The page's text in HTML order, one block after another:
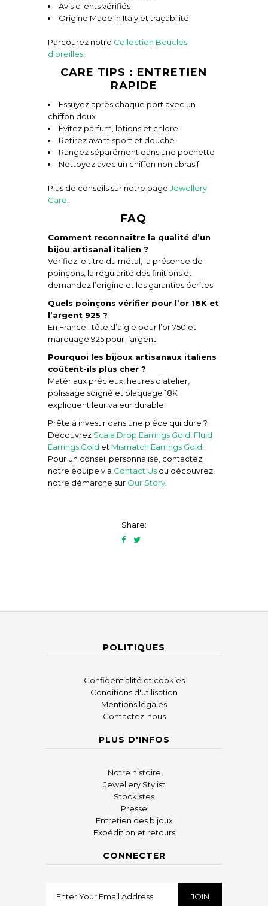
Avis clients vérifiés
Origine Made in Italy et traçabilité
Parcourez notre Collection Boucles
d’oreilles
CARE TIPS : ENTRETIEN
RAPIDE
Essuyez après chaque port avec un
chiffon doux
Évitez parfum, lotions et chlore
Retirez avant sport et douche
Rangez séparément dans une pochette
Nettoyez avec un chiffon non abrasif
Plus de conseils sur notre pageJewellery
Care
FAQ
Comment reconnaître la qualité d’un
bijou artisanal italien ?
Vérifiez le titre du métal, la présence de
poinçons, la régularité des finitions et
demandez l’origine et les garanties écrites.
Quels poinçons vérifier pour l’or 18K et
l’argent 925 ?
En France : tête d’aigle pour l’or 750 et
marquage 925 pour l’argent.
Pourquoi les bijoux artisanaux italiens
coûtent-ils plus cher ?
Matériaux précieux, heures d’atelier,
polissage soigné et plaquage 18K
expliquent leur valeur durable.
Prête à investir dans une pièce qui dure ?
Découvrez Scala Drop Earrings Gold Fluid
Earrings Gold et Mismatch Earrings Gold
Pour un conseil personnalisé, contactez
notre équipe via Contact Us ou découvrez
notre démarche sur Our Story
Share:
POLITIQUES
Confidentialité et cookies
Conditions d'utilisation
Mentions légales
Contactez-nous
PLUS D'INFOS
Notre histoire
Jewellery Stylist
Stockistes
Presse
Entretien des bijoux
Expédition et retours
CONNECTER